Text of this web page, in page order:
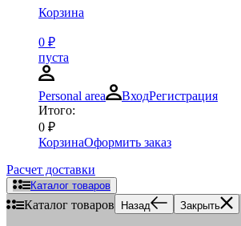
Корзина
0 ₽
пуста
Personal area ВходРегистрация
Итого:
0 ₽
КорзинаОформить заказ
Расчет доставки
Каталог товаров
Каталог товаров Назад Закрыть